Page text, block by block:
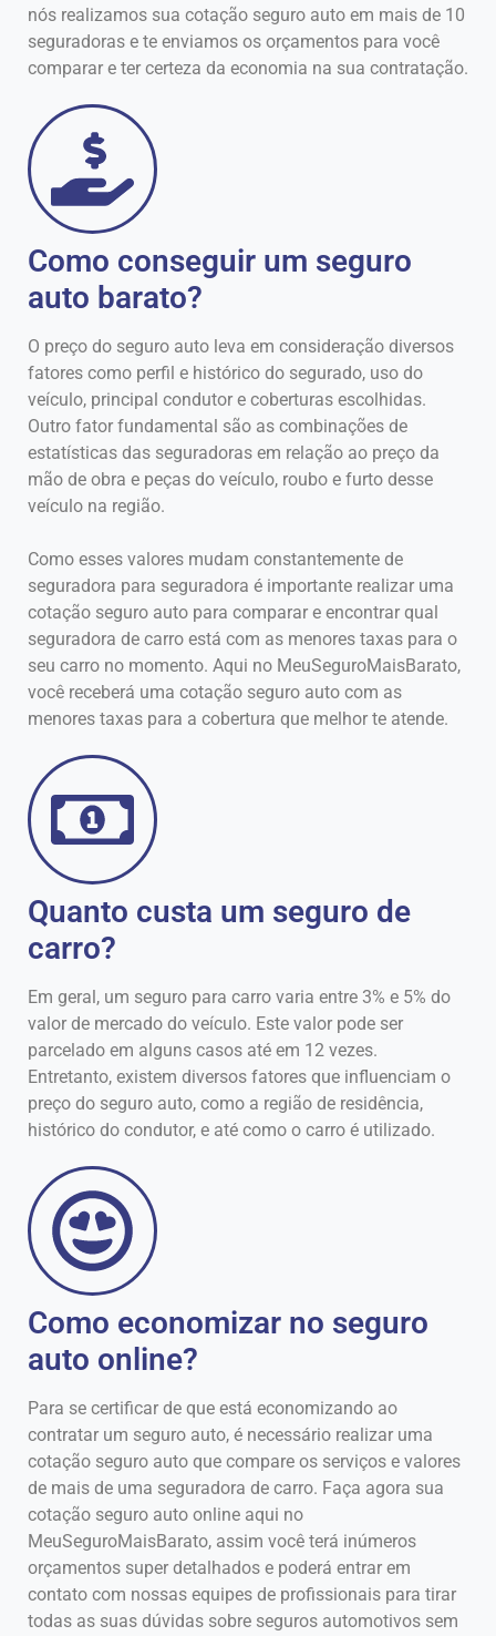
nós realizamos sua cotação seguro auto em mais de 10
seguradoras e te enviamos os orçamentos para você
comparar e ter certeza da economia na sua contratação.
Como conseguir um seguro
auto barato?
O preço do seguro auto leva em consideração diversos
fatores como perfil e histórico do segurado, uso do
veículo, principal condutor e coberturas escolhidas.
Outro fator fundamental são as combinações de
estatísticas das seguradoras em relação ao preço da
mão de obra e peças do veículo, roubo e furto desse
veículo na região.
Como esses valores mudam constantemente de
seguradora para seguradora é importante realizar uma
cotação seguro auto para comparar e encontrar qual
seguradora de carro está com as menores taxas para o
seu carro no momento. Aqui no MeuSeguroMaisBarato,
você receberá uma cotação seguro auto com as
menores taxas para a cobertura que melhor te atende.
Quanto custa um seguro de
carro?
Em geral, um seguro para carro varia entre 3% e 5% do
valor de mercado do veículo. Este valor pode ser
parcelado em alguns casos até em 12 vezes.
Entretanto, existem diversos fatores que influenciam o
preço do seguro auto, como a região de residência,
histórico do condutor, e até como o carro é utilizado.
Como economizar no seguro
auto online?
Para se certificar de que está economizando ao
contratar um seguro auto, é necessário realizar uma
cotação seguro auto que compare os serviços e valores
de mais de uma seguradora de carro. Faça agora sua
cotação seguro auto online aqui no
MeuSeguroMaisBarato, assim você terá inúmeros
orçamentos super detalhados e poderá entrar em
contato com nossas equipes de profissionais para tirar
todas as suas dúvidas sobre seguros automotivos sem